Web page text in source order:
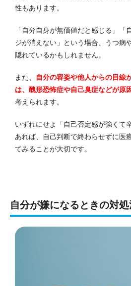
性もあります。
「自分自身が無価値だと感じる」「
ジが消えない」という場合、うつ病
隠れているかもしれません。
また、
自分の容姿や他人からの目線
は、醜形恐怖症や自己臭症などが原
考えられます。
いずれにせよ「自己否定感が強くて
あれば、自己判断で終わらせずに医
てみることが大切です。
自分が嫌になるときの対